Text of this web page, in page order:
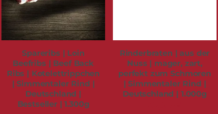
Spareribs | Loin
Beefribs | Beef Back
Ribs | Kotelettrippchen
| Simmentaler Rind |
Deutschland |
Bestseller | 1.300g
Rinderbraten | aus der
Nuss | mager, zart,
perfekt zum Schmoren
| Simmentaler Rind |
Deutschland | 1.000g